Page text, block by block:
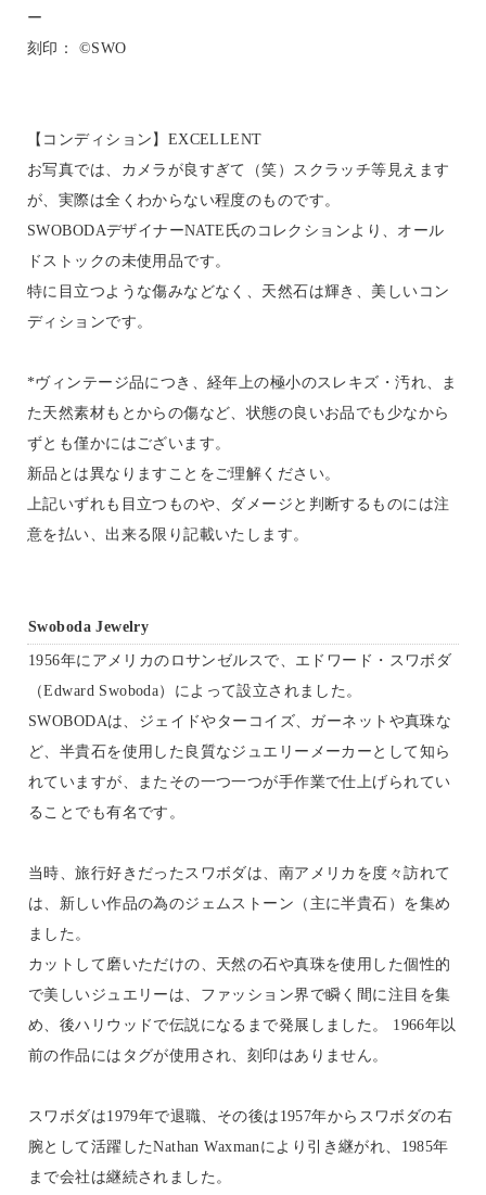
ー
刻印： ©SWO
【コンディション】EXCELLENT
お写真では、カメラが良すぎて（笑）スクラッチ等見えます
が、実際は全くわからない程度のものです。
SWOBODAデザイナーNATE氏のコレクションより、オール
ドストックの未使用品です。
特に目立つような傷みなどなく、天然石は輝き、美しいコン
ディションです。
*ヴィンテージ品につき、経年上の極小のスレキズ・汚れ、ま
た天然素材もとからの傷など、状態の良いお品でも少なから
ずとも僅かにはございます。
新品とは異なりますことをご理解ください。
上記いずれも目立つものや、ダメージと判断するものには注
意を払い、出来る限り記載いたします。
Swoboda Jewelry
1956年にアメリカのロサンゼルスで、エドワード・スワボダ
（Edward Swoboda）によって設立されました。
SWOBODAは、ジェイドやターコイズ、ガーネットや真珠な
ど、半貴石を使用した良質なジュエリーメーカーとして知ら
れていますが、またその一つ一つが手作業で仕上げられてい
ることでも有名です。
当時、旅行好きだったスワボダは、南アメリカを度々訪れて
は、新しい作品の為のジェムストーン（主に半貴石）を集め
ました。
カットして磨いただけの、天然の石や真珠を使用した個性的
で美しいジュエリーは、ファッション界で瞬く間に注目を集
め、後ハリウッドで伝説になるまで発展しました。 1966年以
前の作品にはタグが使用され、刻印はありません。
スワボダは1979年で退職、その後は1957年からスワボダの右
腕として活躍したNathan Waxmanにより引き継がれ、1985年
まで会社は継続されました。